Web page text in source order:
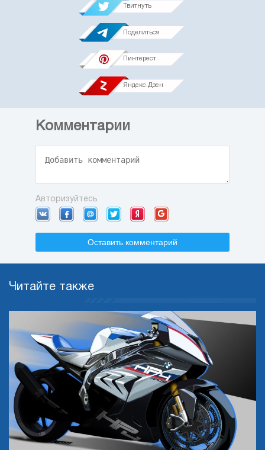
Твитнуть
Поделиться
Пинтерест
Яндекс.Дзен
Комментарии
Авторизуйтесь
Оставить комментарий
Читайте также